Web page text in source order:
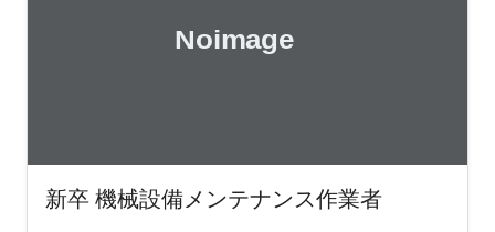
新卒 機械設備メンテナンス作業者